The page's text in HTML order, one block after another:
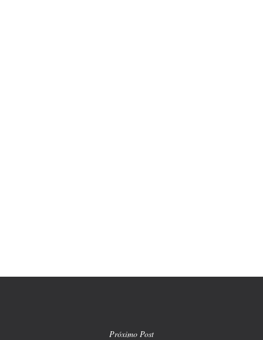
Próximo Post